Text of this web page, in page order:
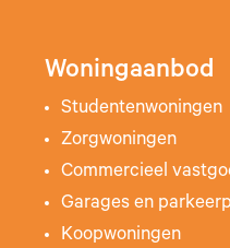
Woningaanbod
Studentenwoningen
Zorgwoningen
Commercieel
Garages en
Koopwoningen